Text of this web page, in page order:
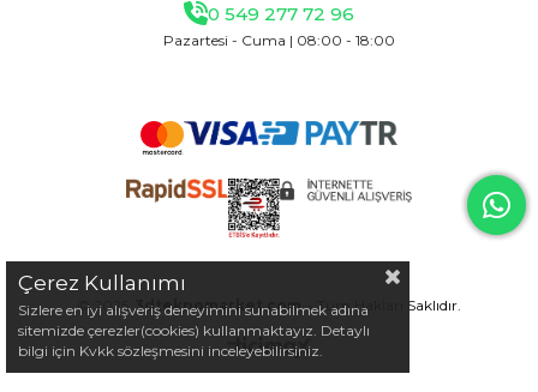
0 549 277 72 96
Pazartesi - Cuma | 08:00 - 18:00
© 2025 3dteknomarket.com - Tüm Hakları Saklıdır.
Çerez Kullanımı
Sizlere en iyi alışveriş deneyimini sunabilmek adına
sitemizde çerezler(cookies) kullanmaktayız. Detaylı
bilgi için Kvkk sözleşmesini inceleyebilirsiniz.